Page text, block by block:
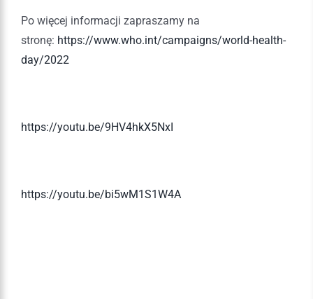
Po więcej informacji zapraszamy na
stronę: https://www.who.int/campaigns/world-health-
day/2022
https://youtu.be/9HV4hkX5NxI
https://youtu.be/bi5wM1S1W4A